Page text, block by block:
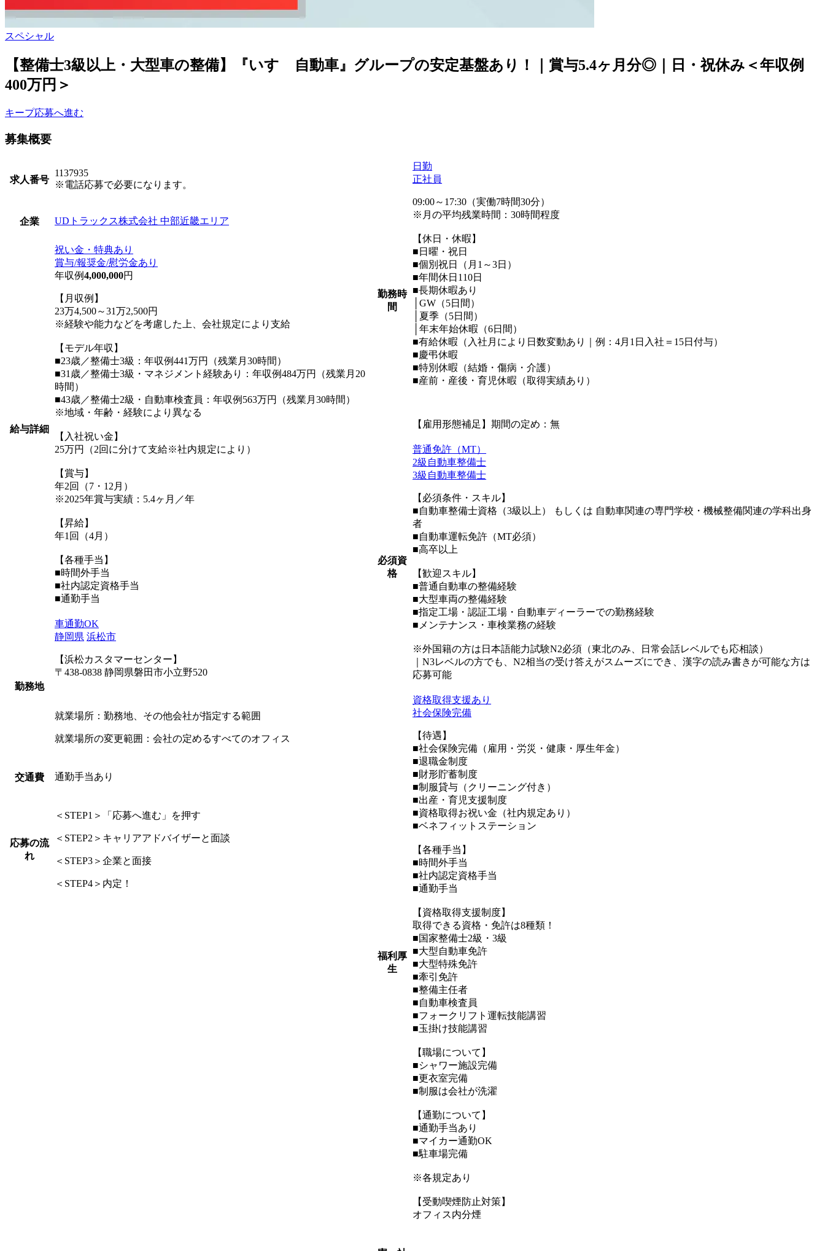
スペシャル
【整備士3級以上・大型車の整備】『いすゞ自動車』グループの安定基盤あり！｜賞与5.4ヶ月分◎｜日・祝休み＜年収例
400万円＞
キープ応募へ進む
募集概要
求人番号
1137935
※電話応募で必要になります。
企業 UDトラックス株式会社 中部近畿エリア
給与詳細
祝い金・特典あり
賞与/報奨金/慰労金あり
年収例4,000,000円
【月収例】
23万4,500～31万2,500円
※経験や能力などを考慮した上、会社規定により支給
【モデル年収】
■23歳／整備士3級：年収例441万円（残業月30時間）
■31歳／整備士3級・マネジメント経験あり：年収例484万円（残業月20
時間）
■43歳／整備士2級・自動車検査員：年収例563万円（残業月30時間）
※地域・年齢・経験により異なる
【入社祝い金】
25万円（2回に分けて支給※社内規定により）
【賞与】
年2回（7・12月）
※2025年賞与実績：5.4ヶ月／年
【昇給】
年1回（4月）
【各種手当】
■時間外手当
■社内認定資格手当
■通勤手当
勤務地
車通勤OK
静岡県 浜松市
【浜松カスタマーセンター】
〒438-0838 静岡県磐田市小立野520
就業場所：勤務地、その他会社が指定する範囲
就業場所の変更範囲：会社の定めるすべてのオフィス
交通費 通勤手当あり
応募の流
れ
＜STEP1＞「応募へ進む」を押す
＜STEP2＞キャリアアドバイザーと面談
＜STEP3＞企業と面接
＜STEP4＞内定！
勤務時
間
日勤
正社員
09:00～17:30（実働7時間30分）
※月の平均残業時間：30時間程度
【休日・休暇】
■日曜・祝日
■個別祝日（月1～3日）
■年間休日110日
■長期休暇あり
│GW（5日間）
│夏季（5日間）
│年末年始休暇（6日間）
■有給休暇（入社月により日数変動あり｜例：4月1日入社＝15日付与）
■慶弔休暇
■特別休暇（結婚・傷病・介護）
■産前・産後・育児休暇（取得実績あり）
【雇用形態補足】期間の定め：無
必須資
格
普通免許（MT）
2級自動車整備士
3級自動車整備士
【必須条件・スキル】
■自動車整備士資格（3級以上） もしくは 自動車関連の専門学校・機械整備関連の学科出身
者
■自動車運転免許（MT必須）
■高卒以上
【歓迎スキル】
■普通自動車の整備経験
■大型車両の整備経験
■指定工場・認証工場・自動車ディーラーでの勤務経験
■メンテナンス・車検業務の経験
※外国籍の方は日本語能力試験N2必須（東北のみ、日常会話レベルでも応相談）
｜N3レベルの方でも、N2相当の受け答えがスムーズにでき、漢字の読み書きが可能な方は
応募可能
福利厚
生
資格取得支援あり
社会保険完備
【待遇】
■社会保険完備（雇用・労災・健康・厚生年金）
■退職金制度
■財形貯蓄制度
■制服貸与（クリーニング付き）
■出産・育児支援制度
■資格取得お祝い金（社内規定あり）
■ベネフィットステーション
【各種手当】
■時間外手当
■社内認定資格手当
■通勤手当
【資格取得支援制度】
取得できる資格・免許は8種類！
■国家整備士2級・3級
■大型自動車免許
■大型特殊免許
■牽引免許
■整備主任者
■自動車検査員
■フォークリフト運転技能講習
■玉掛け技能講習
【職場について】
■シャワー施設完備
■更衣室完備
■制服は会社が洗濯
【通勤について】
■通勤手当あり
■マイカー通勤OK
■駐車場完備
※各規定あり
【受動喫煙防止対策】
オフィス内分煙